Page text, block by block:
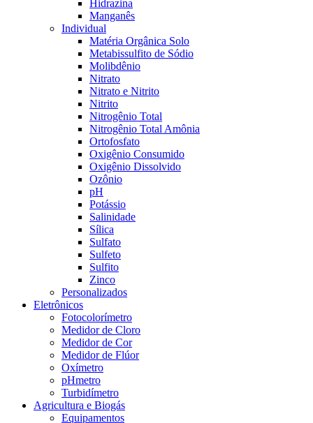
Hidrazina
Manganês
Individual
Matéria Orgânica Solo
Metabissulfito de Sódio
Molibdênio
Nitrato
Nitrato e Nitrito
Nitrito
Nitrogênio Total
Nitrogênio Total Amônia
Ortofosfato
Oxigênio Consumido
Oxigênio Dissolvido
Ozônio
pH
Potássio
Salinidade
Sílica
Sulfato
Sulfeto
Sulfito
Zinco
Personalizados
Eletrônicos
Fotocolorímetro
Medidor de Cloro
Medidor de Cor
Medidor de Flúor
Oxímetro
pHmetro
Turbidímetro
Agricultura e Biogás
Equipamentos